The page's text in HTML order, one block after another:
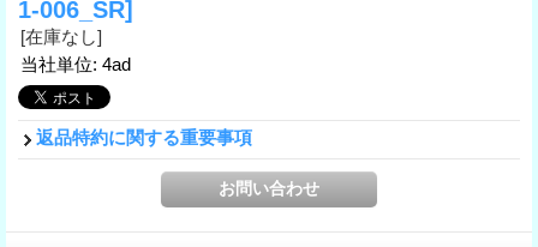
1-006_SR]
[在庫なし]
当社単位: 4ad
返品特約に関する重要事項